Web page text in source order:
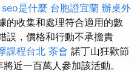
seo是什麼 台胞證宜蘭 辦桌外
的收集和處理符合適用的數
誤，價格和行動不承擔責
課程台北 茶會 諾丁山狂歡節
近一百萬人參加該活動。